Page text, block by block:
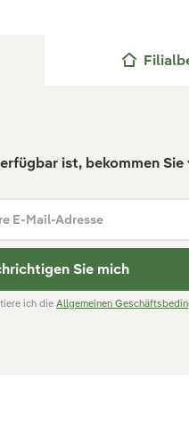
ist, bekommen Sie
E-Mail-Adresse
Sie mich
ich die Allgemeinen